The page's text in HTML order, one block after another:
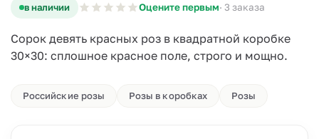
в наличии Оцените первым· 3 заказа
Сорок девять красных роз в квадратной коробке
30×30: сплошное красное поле, строго и мощно.
Российские розы Розы в коробках Розы